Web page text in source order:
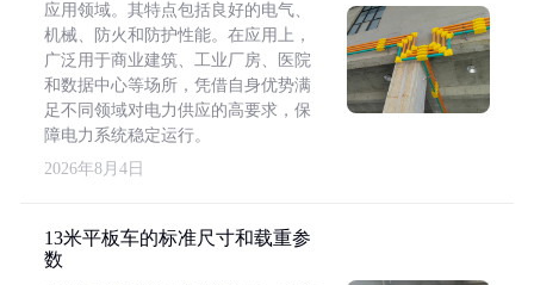
应用领域。其特点包括良好的电气、
机械、防火和防护性能。在应用上，
广泛用于商业建筑、工业厂房、医院
和数据中心等场所，凭借自身优势满
足不同领域对电力供应的高要求，保
障电力系统稳定运行。
2026年8月4日
13米平板车的标准尺寸和载重参
数